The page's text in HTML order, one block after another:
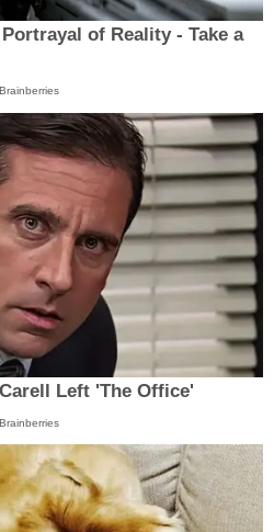
of Reality - Take a
Brainberries
Left 'The Office'
Brainberries